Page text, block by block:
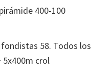
400-100
58. Todos los
5x400m crol